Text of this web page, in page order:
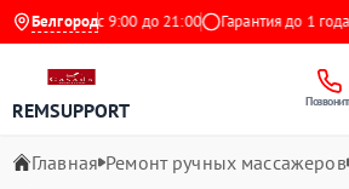
Белгородс 9:00 до 21:00 Гарантия до 1 года
REMSUPPORT
Главная Ремонт ручных массажеров